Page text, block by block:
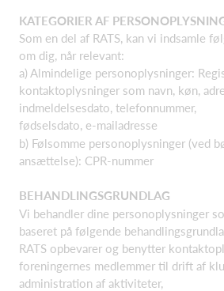
KATEGORIER AF
Som en del af RATS, kan vi indsamle
om dig, når relevant:
a) Almindelige personoplysninger:
kontaktoplysninger som navn, køn,
indmeldelsesdato, telefonnummer,
fødselsdato, e-mailadresse
b) Følsomme personoplysninger (ved
ansættelse): CPR-nummer
BEHANDLINGSGRUNDLAG
Vi behandler dine personoplysninger
baseret på følgende
RATS opbevarer og benytter
foreningernes medlemmer til drift af
administration af aktiviteter,